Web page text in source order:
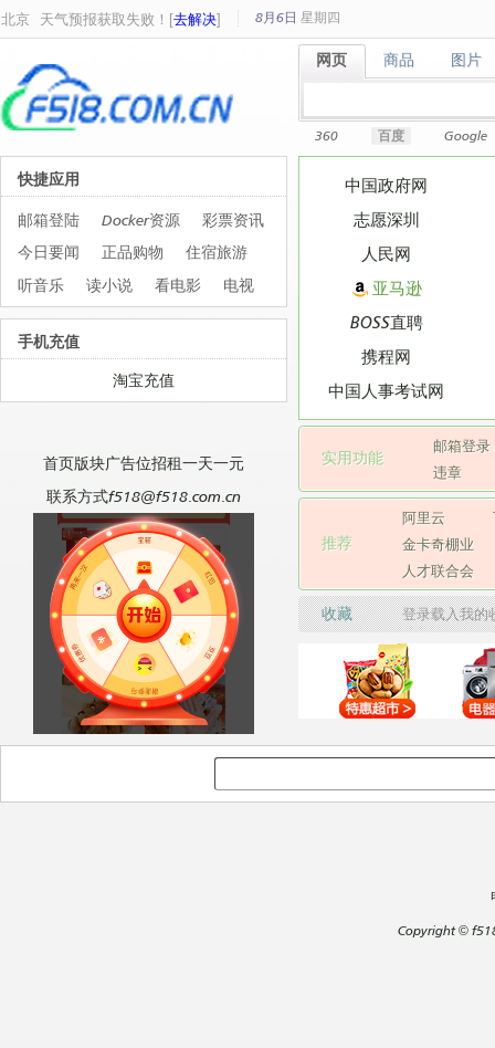
北京 天气预报获取失败！[去解决] 8月6日 星期四
网页
网页 商品
商品 图片
图片
360 百度 Google
中国政府网
志愿深圳
人民网
亚马逊
BOSS直聘
携程网
中国人事考试网
实用功能
邮箱登录
违章
推荐
阿里云
金卡奇棚业
人才联合会
收藏 登录载入我
快捷应用
邮箱登陆 Docker资源
彩票资讯
今日要闻
正品购物
住宿旅游
听音乐
读小说 看电影 电视
手机充值
淘宝充值
首页版块广告位招租一天一元
联系方式f518@f518.com.cn
Copyright©